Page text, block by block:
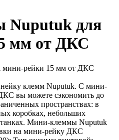
для
мм от ДКС
клемм Nuputuk. С мини-
вы можете сэкономить до
пространствах: в
коробках, небольших
Мини-клеммы Nuputuk
на мини-рейку ДКС